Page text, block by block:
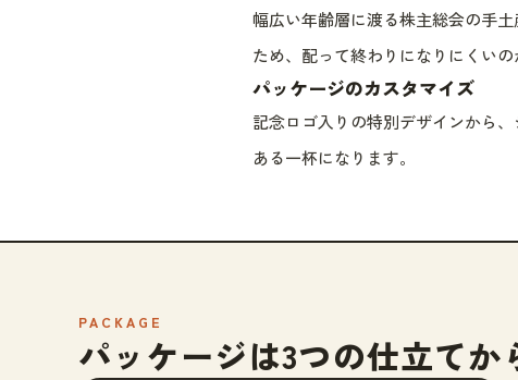
幅広い年齢層に渡る株主総会の手
ため、配って終わりになりにくいの
パッケージのカスタマイズ
記念ロゴ入りの特別デザインから
ある一杯になります。
PACKAGE
パッケージは3つの仕立てか